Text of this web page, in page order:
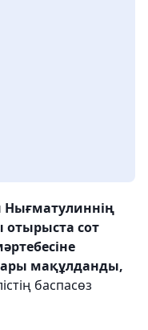
Нығматулиннің
сот
мақұлданды,
баспасөз